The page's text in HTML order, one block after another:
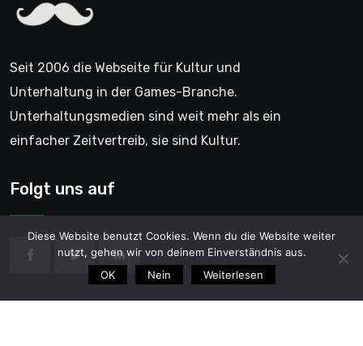
Seit 2006 die Webseite für Kultur und
Unterhaltung in der Games-Branche.
Unterhaltungsmedien sind weit mehr als ein
einfacher Zeitvertreib, sie sind Kultur.
Folgt uns auf
Diese Website benutzt Cookies. Wenn du die Website weiter
nutzt, gehen wir von deinem Einverständnis aus.
OK
Nein Weiterlesen